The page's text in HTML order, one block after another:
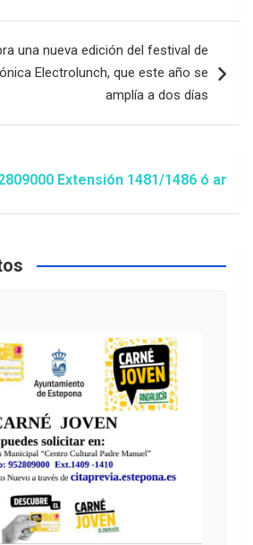
una nueva edición del festival de
Electrolunch, que este año se
amplía a dos días
1481/1486 ó